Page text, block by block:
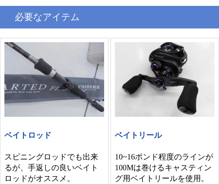
必要なアイテム
ベイトロッド
スピニングロッドでも出来
るが、手返しの良いベイト
ロッドがオススメ。
ベイトリール
10~16ポンド程度のラインが
100Mは巻けるキャスティン
グ用ベイトリールを使用。